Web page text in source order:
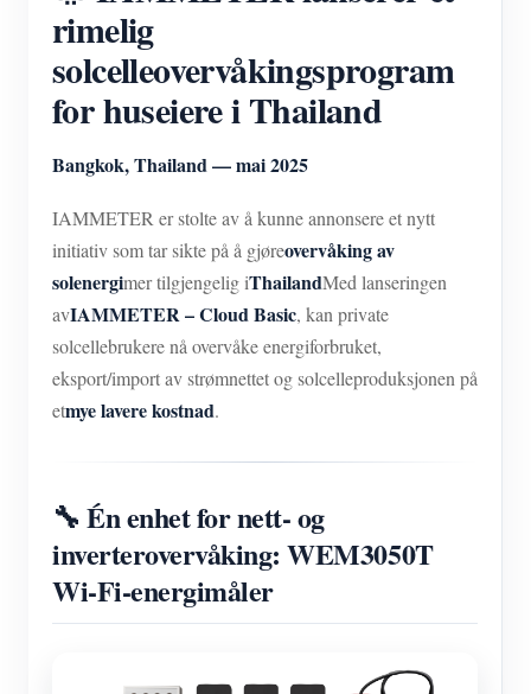
IAMMETER Simulator
Virtuell måler
System for energiprognoser og -simulering
Strømforbruksmåler
PV-varmekontrollsystem
Fabrikkenergiovervåking
Ressurser
Hurtigstart for produktet
Dokument
Opplæringsvideo
Blogger
Samfunnet
Utvikler
Utforske
Ta kontakt med
rimelig
solcelleovervåkingsprogram
for huseiere i Thailand
Bangkok, Thailand — mai 2025
IAMMETER er stolte av å kunne annonsere et nytt
initiativ som tar sikte på å gjøreovervåking av
solenergimer tilgjengelig iThailandMed lanseringen
avIAMMETER – Cloud Basic, kan private
solcellebrukere nå overvåke energiforbruket,
eksport/import av strømnettet og solcelleproduksjonen på
etmye lavere kostnad.
🔧 Én enhet for nett- og
inverterovervåking: WEM3050T
Wi-Fi-energimåler